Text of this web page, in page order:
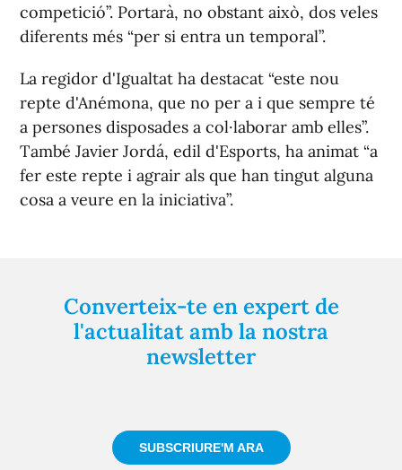
competició”. Portarà, no obstant això, dos veles
diferents més “per si entra un temporal”.
La regidor d'Igualtat ha destacat “este nou
repte d'Anémona, que no per a i que sempre té
a persones disposades a col·laborar amb elles”.
També Javier Jordá, edil d'Esports, ha animat “a
fer este repte i agrair als que han tingut alguna
cosa a veure en la iniciativa”.
Converteix-te en expert de
l'actualitat amb la nostra
newsletter
SUBSCRIURE'M ARA